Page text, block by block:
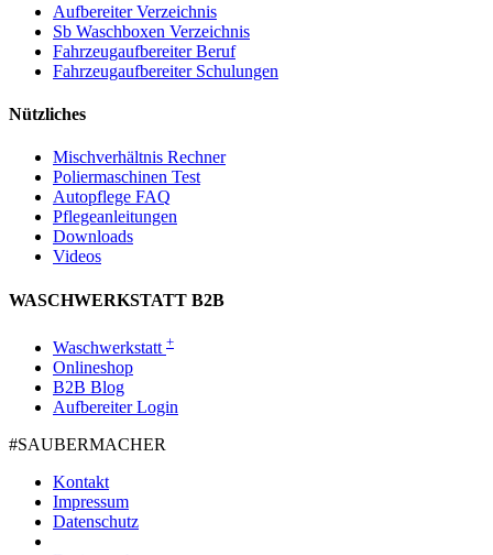
Aufbereiter Verzeichnis
Sb Waschboxen Verzeichnis
Fahrzeugaufbereiter Beruf
Fahrzeugaufbereiter Schulungen
Nützliches
Mischverhältnis Rechner
Poliermaschinen Test
Autopflege FAQ
Pflegeanleitungen
Downloads
Videos
WASCHWERKSTATT B2B
Waschwerkstatt +
Onlineshop
B2B Blog
Aufbereiter Login
#SAUBER­MACHER
Kontakt
Impressum
Datenschutz